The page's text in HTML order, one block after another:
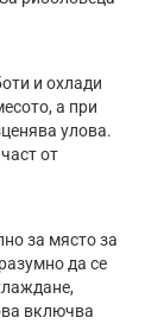
и охлади
а при
улова.
от
за място за
да се
включва